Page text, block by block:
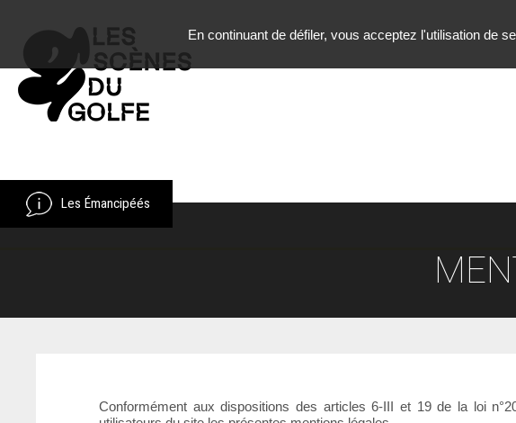
Les Émancipéés
Conformément aux dispositions des articles 6-III et 19 de la loi
En continuant de défiler, vous acceptez l'utilisation de